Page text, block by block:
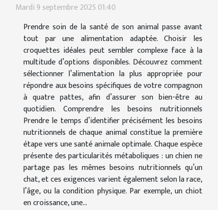
Mardi 9 septembre 2025 01:40
Prendre soin de la santé de son animal passe avant
tout par une alimentation adaptée. Choisir les
croquettes idéales peut sembler complexe face à la
multitude d’options disponibles. Découvrez comment
sélectionner l’alimentation la plus appropriée pour
répondre aux besoins spécifiques de votre compagnon
à quatre pattes, afin d’assurer son bien-être au
quotidien. Comprendre les besoins nutritionnels
Prendre le temps d’identifier précisément les besoins
nutritionnels de chaque animal constitue la première
étape vers une santé animale optimale. Chaque espèce
présente des particularités métaboliques : un chien ne
partage pas les mêmes besoins nutritionnels qu’un
chat, et ces exigences varient également selon la race,
l’âge, ou la condition physique. Par exemple, un chiot
en croissance, une...